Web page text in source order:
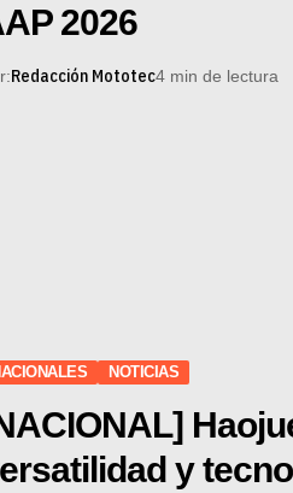
2026
Redacción Mototec4 min de lectura
NOTICIAS
y